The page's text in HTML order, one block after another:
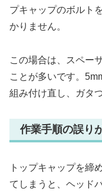
プキャップのボルト
かりません。
この場合は、スペー
ことが多いです。
組み付け直し、ガタ
作業手順の誤り
トップキャップを締
てしまうと、ヘッド